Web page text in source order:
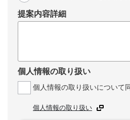
提案内容詳細
個人情報の取り扱い
個人情報の取り扱いについて
個人情報の取り扱い